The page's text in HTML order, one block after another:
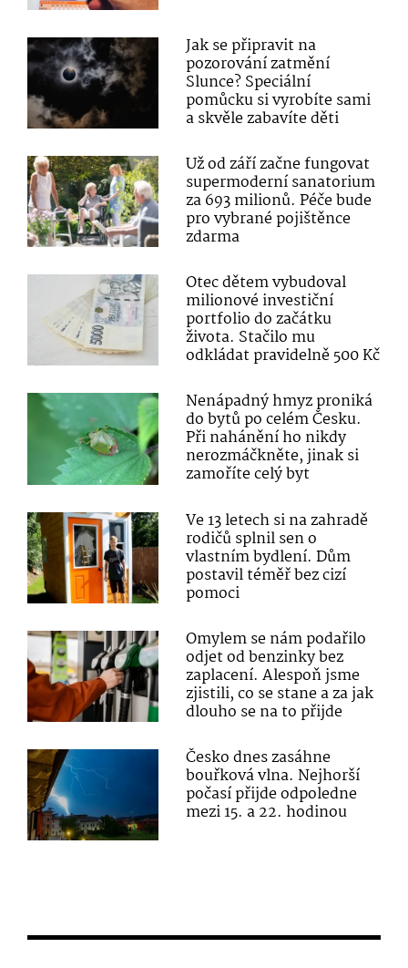
Jak se připravit na
pozorování zatmění
Slunce? Speciální
pomůcku si vyrobíte sami
a skvěle zabavíte děti
Už od září začne fungovat
supermoderní sanatorium
za 693 milionů. Péče bude
pro vybrané pojištěnce
zdarma
Otec dětem vybudoval
milionové investiční
portfolio do začátku
života. Stačilo mu
odkládat pravidelně 500 Kč
Nenápadný hmyz proniká
do bytů po celém Česku.
Při nahánění ho nikdy
nerozmáčkněte, jinak si
zamoříte celý byt
Ve 13 letech si na zahradě
rodičů splnil sen o
vlastním bydlení. Dům
postavil téměř bez cizí
pomoci
Omylem se nám podařilo
odjet od benzinky bez
zaplacení. Alespoň jsme
zjistili, co se stane a za jak
dlouho se na to přijde
Česko dnes zasáhne
bouřková vlna. Nejhorší
počasí přijde odpoledne
mezi 15. a 22. hodinou